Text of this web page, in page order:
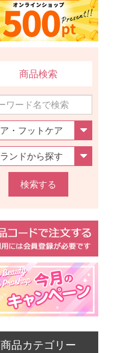
商品検索
検索する
商品カテゴリー